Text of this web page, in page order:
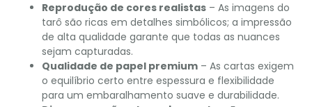
Reprodução de cores realistas – As imagens do
tarô são ricas em detalhes simbólicos; a impressão
de alta qualidade garante que todas as nuances
sejam capturadas.
Qualidade de papel premium – As cartas exigem
o equilíbrio certo entre espessura e flexibilidade
para um embaralhamento suave e durabilidade.